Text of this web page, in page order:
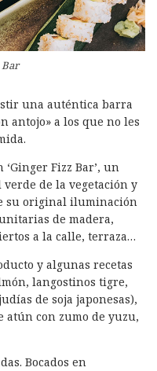
una auténtica barra
antojo» a los que no les
Fizz Bar’, un
de la vegetación y
su original iluminación
de madera,
a la calle, terraza…
y algunas recetas
langostinos tigre,
de soja japonesas),
con zumo de yuzu,
Bocados en